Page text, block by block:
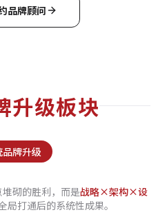
品牌顾问
升级板块
品牌升级
砌的胜利，而是战略×架构×设
局打通后的系统性成果。